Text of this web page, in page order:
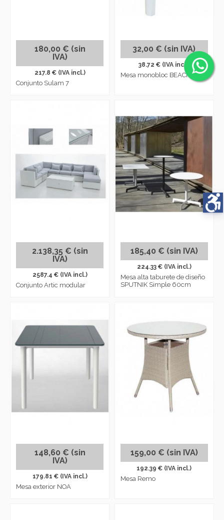
180,00 € (sin
IVA)
217.8 € (IVA incl.)
Conjunto Sulam 7
32,00 € (sin IVA)
38.72 € (IVA incl.)
Mesa monobloc BEACH BAR
2.138,35 € (sin
IVA)
2587.4 € (IVA incl.)
Conjunto Artic modular
185,40 € (sin IVA)
224.33 € (IVA incl.)
Mesa alta taburete de diseño
SPUTNIK Simple 60cm
148,60 € (sin
IVA)
179.81 € (IVA incl.)
Mesa exterior NOA
159,00 € (sin IVA)
192.39 € (IVA incl.)
Mesa Remo